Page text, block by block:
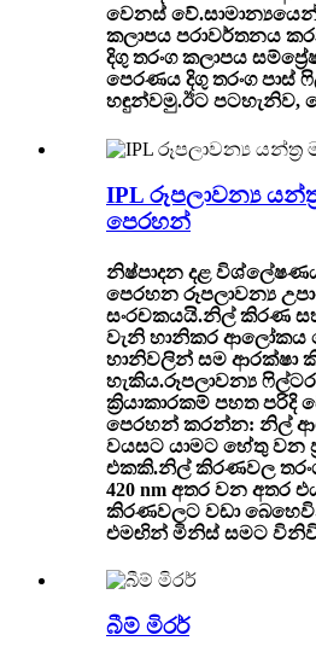
වෙනස්
කලාපය පරාවර්තනය
දිගු තරංග කලාපය
පෙරණය දිගු තරංග පාස්
හඳුන්වමු.ඊට පටහැනිව,
IPL රූපලාවන්‍ය
පෙරහන්
නිෂ්පාදන දළ
පෙරහන රූපලාවන්‍ය
සංරචකයයි.නිල් කිරණ
වැනි හානිකර ආලෝකය
හානිවලින් සම ආරක්ෂා
හැකිය.රූපලාවන්‍ය
ක්‍රියාකාරකම් පහත
පෙරහන් කරන්න: නිල්
වයසට යාමට හේතු වන
එකකි.නිල් කිරණවල
420 nm අතර වන අතර
කිරණවලට වඩා
එමඟින් මිනිස් සමට
බීම් මිරර්